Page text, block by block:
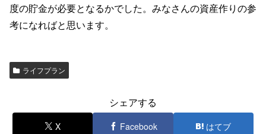
度の貯金が必要となるかでした。みなさんの資産作りの参
考になればと思います。
ライフプラン
シェアする
X Facebook はてブ